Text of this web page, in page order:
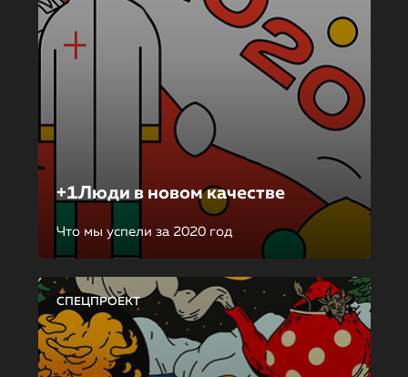
+1Люди в новом качестве
Что мы успели за 2020 год
СПЕЦПРОЕКТ